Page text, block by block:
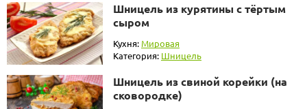
Шницель из курятины с тёртым
сыром
Кухня: Мировая
Категория: Шницель
Шницель из свиной корейки (на
сковородке)